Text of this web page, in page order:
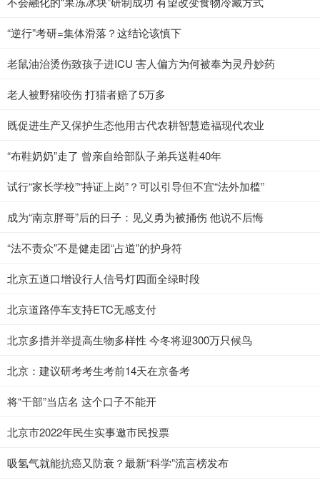
“逆行”考研=集体滑落？这结论该慎下
老鼠油治烫伤致孩子进ICU 害人偏方为何被奉为灵丹妙药
老人被野猪咬伤 打猎者赔了5万多
既促进生产又保护生态他用古代农耕智慧造福现代农业
“布鞋奶奶”走了 曾亲自给部队子弟兵送鞋40年
试行“家长学校”“持证上岗”？可以引导但不宜“法外加槛”
成为“南京胖哥”后的日子：见义勇为被捅伤 他说不后悔
“法不责众”不是健走团“占道”的护身符
北京五道口增设行人信号灯四面全绿时段
北京道路停车支持ETC无感支付
北京多措并举提高生物多样性 今冬将迎300万只候鸟
北京：建议研考考生考前14天在京备考
将“干部”当店名 这个口子不能开
北京市2022年民生实事邀市民投票
吸氢气就能抗癌又防衰？最新“科学”流言榜发布